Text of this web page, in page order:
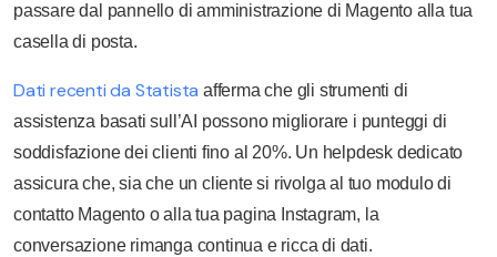
passare dal pannello di amministrazione di Magento alla tua
casella di posta.
Dati recenti da Statista afferma che gli strumenti di
assistenza basati sull’AI possono migliorare i punteggi di
soddisfazione dei clienti fino al 20%. Un helpdesk dedicato
assicura che, sia che un cliente si rivolga al tuo modulo di
contatto Magento o alla tua pagina Instagram, la
conversazione rimanga continua e ricca di dati.